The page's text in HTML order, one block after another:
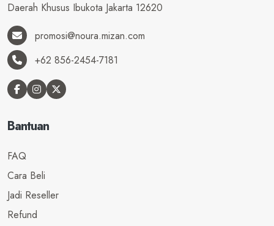
Daerah Khusus Ibukota Jakarta 12620
promosi@noura.mizan.com
+62 856-2454-7181
Bantuan
FAQ
Cara Beli
Jadi Reseller
Refund